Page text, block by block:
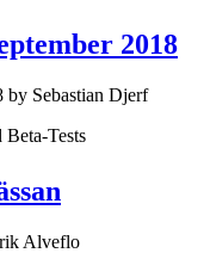
2018
by Sebastian Djerf
Tests
Alveflo